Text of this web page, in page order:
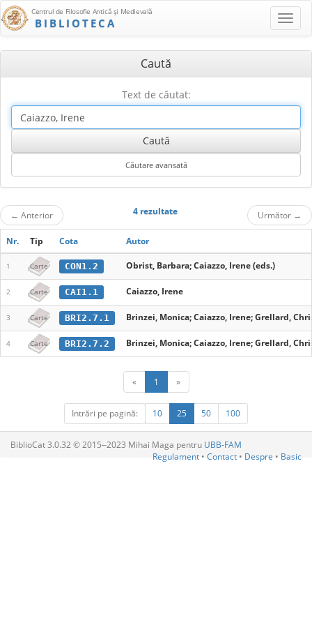
Centrul de Filosofie Antică şi Medievală
BIBLIOTECA
Caută
Text de căutat:
← Anterior 4 rezultate Următor →
Nr. Tip Cota Autor
1 Carte CON1.2 Obrist, Barbara; Caiazzo, Irene (eds.)
2 Carte CAI1.1 Caiazzo, Irene
3 Carte BRI2.7.1 Brinzei, Monica; Caiazzo, Irene; Grellard,
4 Carte BRI2.7.2 Brinzei, Monica; Caiazzo, Irene; Grellard,
« 1 »
Intrări pe pagină: 10 25 50 100
BiblioCat 3.0.32 © 2015‒2023 Mihai Maga pentru UBB-FAM
Regulament • Contact • Despre • Basic